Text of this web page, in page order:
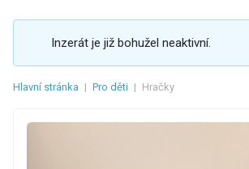
Inzerát je již bohužel neaktivní.
Hlavní stránka | Pro děti | Hračky